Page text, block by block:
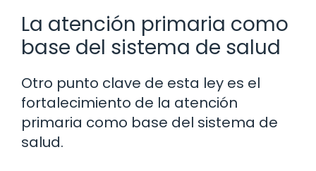
La atención primaria como
base del sistema de salud
Otro punto clave de esta ley es el
fortalecimiento de la atención
primaria como base del sistema de
salud.